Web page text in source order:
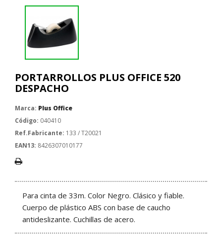
PORTARROLLOS PLUS OFFICE 520
DESPACHO
Marca: Plus Office
Código: 040410
Ref.Fabricante: 133 / T20021
EAN13: 8426307010177
Para cinta de 33m. Color Negro. Clásico y fiable.
Cuerpo de plástico ABS con base de caucho
antideslizante. Cuchillas de acero.